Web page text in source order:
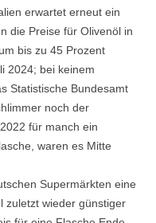
erwartet erneut ein
die Preise für Olivenöl in
bis zu 45 Prozent
2024; bei keinem
Statistische Bundesamt
noch der
für manch ein
waren es Mitte
Supermärkten eine
zuletzt wieder günstiger